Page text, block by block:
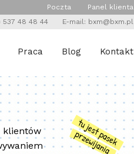
Poczta Panel klienta
537 48 48 44E-mail: bxm@bxm.pl
Praca Blog Kontakt
klientów